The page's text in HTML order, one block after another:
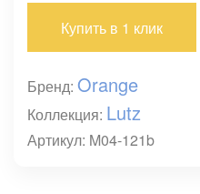
Купить в 1 клик
Бренд: Orange
Коллекция: Lutz
Артикул: M04-121b